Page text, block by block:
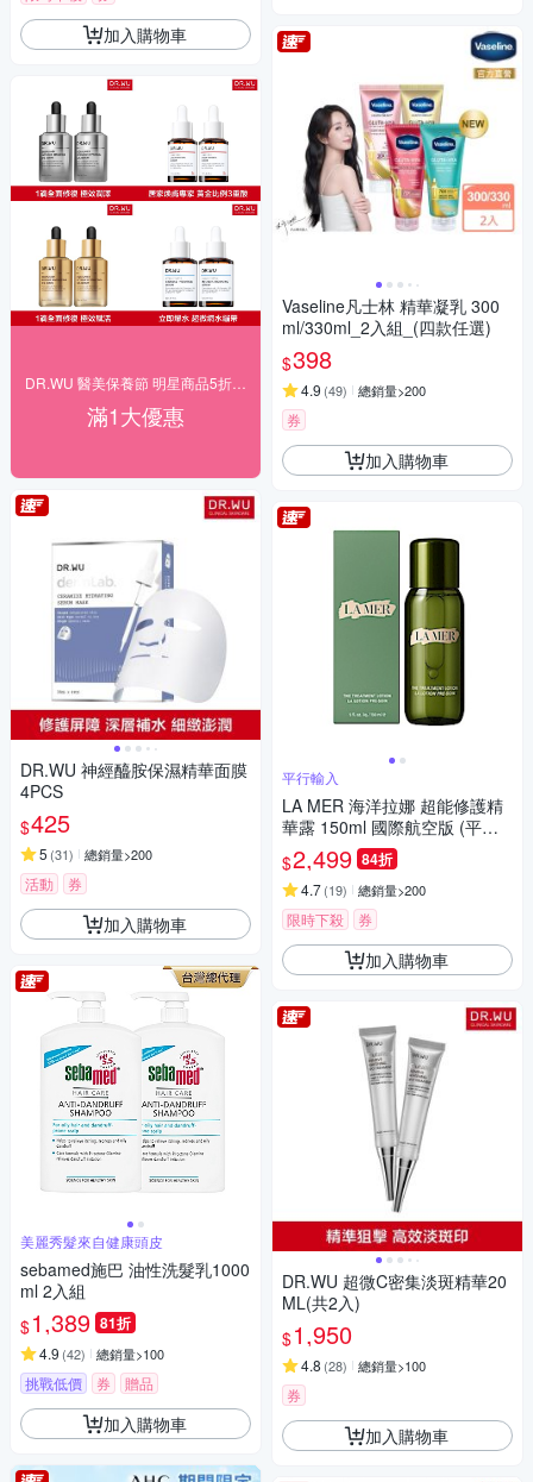
加入購物車
滿1大優惠
DR.WU 神經醯胺保濕精華面膜
4PCS
$425
5 (31) 總銷量>200
活動 券
加入購物車
美麗秀髮來自健康頭皮
sebamed施巴 油性洗髮乳1000
ml 2入組
$1,389 81折
4.9 (42) 總銷量>100
挑戰低價 券 贈品
加入購物車
Vaseline凡士林 精華凝乳 300
ml/330ml_2入組_(四款任選)
$398
4.9 (49) 總銷量>200
券
加入購物車
平行輸入
LA MER 海洋拉娜 超能修護精
華露 150ml 國際航空版 (平行
輸入)
$2,499 84折
4.7(19) 總銷量>200
限時下殺 券
加入購物車
DR.WU 超微C密集淡斑精華20
ML(共2入)
$1,950
4.8 (28) 總銷量>100
券
加入購物車